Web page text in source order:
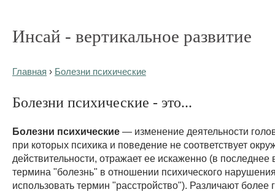
Инсай - вертикальное развитие
Главная › Болезни психические
Болезни психические - это...
Болезни психические — изменение деятельности
при которых психика и поведение не соответствует
действительности, отражает ее искаженно (в
термина "болезнь" в отношении психического
использовать термин "расстройство"). Различают более